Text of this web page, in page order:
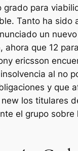
grado para
Tanto ha sido
un
ahora que 12
ericsson
al no
y que
los titulares
el grupo sobre